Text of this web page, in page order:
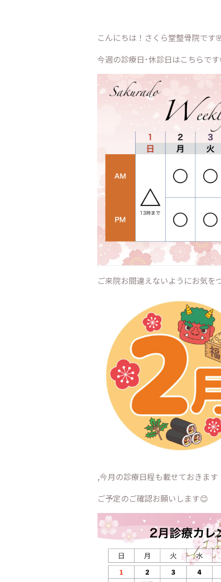
こんにちは！さくら堂整骨院です
今週の診療日･休診日はこちらで
ご来院お間違えないようにお気を
,今月の診療日程も載せておきます
ご予定のご確認お願いします😊